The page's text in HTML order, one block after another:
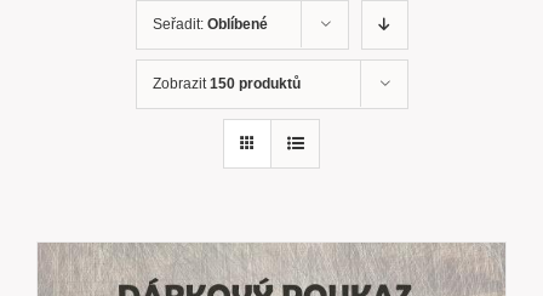
Seřadit: Oblíbené
Zobrazit 150 produktů